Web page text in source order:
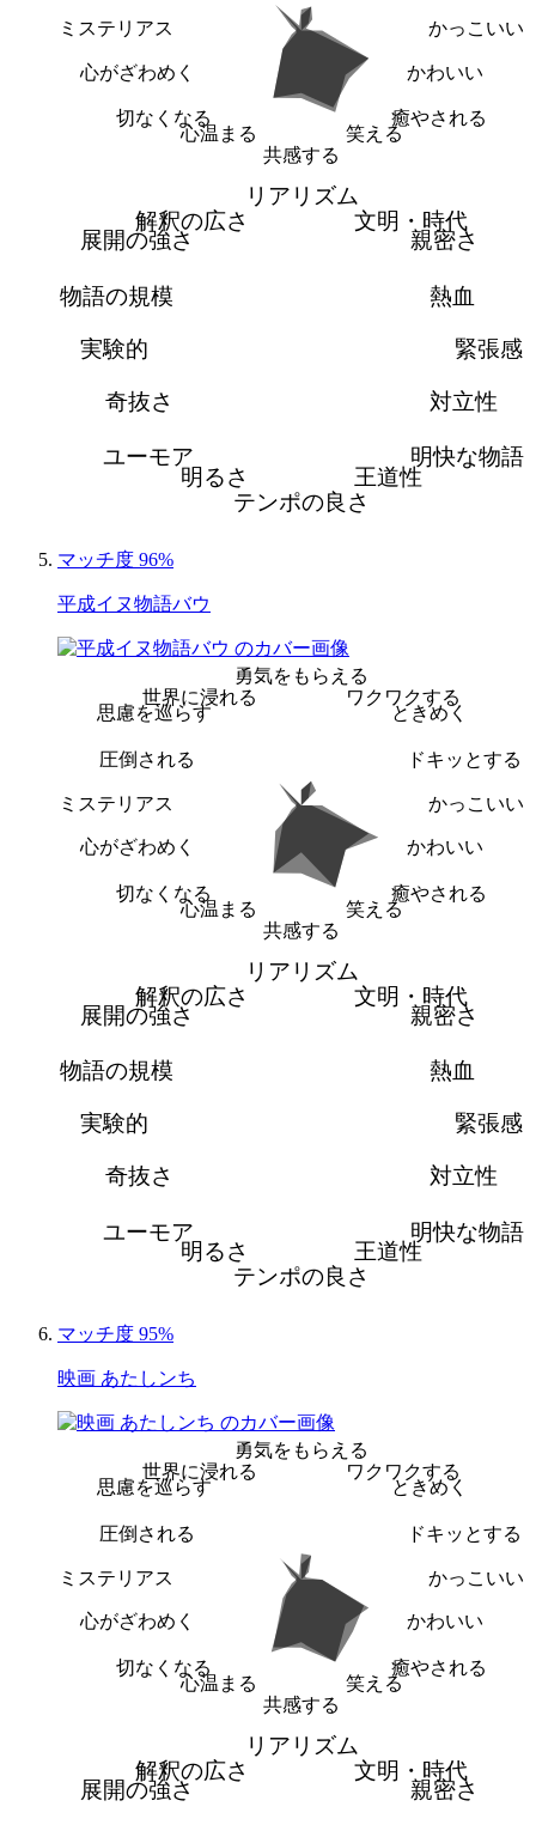
かっこいい
かわいい
癒やされる
笑える
共感する
心温まる
切なくなる
心がざわめく
ミステリアス
リアリズム
文明・時代
親密さ
熱血
緊張感
対立性
明快な物語
王道性
テンポの良さ
明るさ
ユーモア
奇抜さ
実験的
物語の規模
展開の強さ
解釈の広さ
マッチ度 96%
平成イヌ物語バウ
勇気をもらえる
ワクワクする
ときめく
ドキッとする
かっこいい
かわいい
癒やされる
笑える
共感する
心温まる
切なくなる
心がざわめく
ミステリアス
圧倒される
思慮を巡らす
世界に浸れる
リアリズム
文明・時代
親密さ
熱血
緊張感
対立性
明快な物語
王道性
テンポの良さ
明るさ
ユーモア
奇抜さ
実験的
物語の規模
展開の強さ
解釈の広さ
マッチ度 95%
映画 あたしンち
勇気をもらえる
ワクワクする
ときめく
ドキッとする
かっこいい
かわいい
癒やされる
笑える
共感する
心温まる
切なくなる
心がざわめく
ミステリアス
圧倒される
思慮を巡らす
世界に浸れる
リアリズム
文明・時代
親密さ
展開の強さ
解釈の広さ